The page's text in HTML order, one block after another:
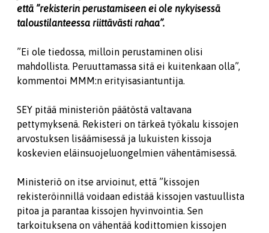
että ”rekisterin perustamiseen ei ole nykyisessä
taloustilanteessa riittävästi rahaa”.
”Ei ole tiedossa, milloin perustaminen olisi
mahdollista. Peruuttamassa sitä ei kuitenkaan olla”,
kommentoi MMM:n erityisasiantuntija.
SEY pitää ministeriön päätöstä valtavana
pettymyksenä. Rekisteri on tärkeä työkalu kissojen
arvostuksen lisäämisessä ja lukuisten kissoja
koskevien eläinsuojeluongelmien vähentämisessä.
Ministeriö on itse arvioinut, että ”kissojen
rekisteröinnillä voidaan edistää kissojen vastuullista
pitoa ja parantaa kissojen hyvinvointia. Sen
tarkoituksena on vähentää kodittomien kissojen